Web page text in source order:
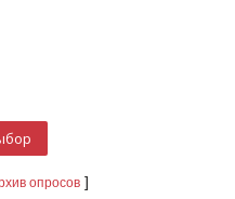
опросов ]